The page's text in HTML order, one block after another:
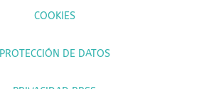
COOKIES
PROTECCIÓN DE DATOS